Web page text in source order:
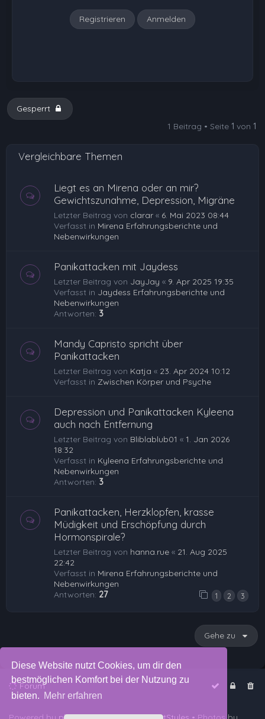
Diese Website nutzt Cookies, um dir den
bestmöglichen Komfort bei der Nutzung zu
bieten. Mehr erfahren
Registrieren Anmelden
Gesperrt
1 Beitrag • Seite 1 von 1
Vergleichbare Themen
Liegt es an Mirena oder an mir?
Gewichtszunahme, Depression, Migräne
Letzter Beitrag von clarar « 6. Mai 2023 08:44
Verfasst in Mirena Erfahrungsberichte und
Nebenwirkungen
Panikattacken mit Jaydess
Letzter Beitrag von JayJay « 9. Apr 2025 19:35
Verfasst in Jaydess Erfahrungsberichte und
Nebenwirkungen
Antworten: 3
Mandy Capristo spricht über
Panikattacken
Letzter Beitrag von Katja « 23. Apr 2024 10:12
Verfasst in Zwischen Körper und Psyche
Depression und Panikattacken Kyleena
auch nach Entfernung
Letzter Beitrag von Bliblablub01 « 1. Jan 2026
18:32
Verfasst in Kyleena Erfahrungsberichte und
Nebenwirkungen
Antworten: 3
Panikattacken, Herzklopfen, krasse
Müdigkeit und Erschöpfung durch
Hormonspirale?
Letzter Beitrag von hanna.rue « 21. Aug 2025
22:42
Verfasst in Mirena Erfahrungsberichte und
Nebenwirkungen
Antworten: 27 1 2 3
Gehe zu
Forum